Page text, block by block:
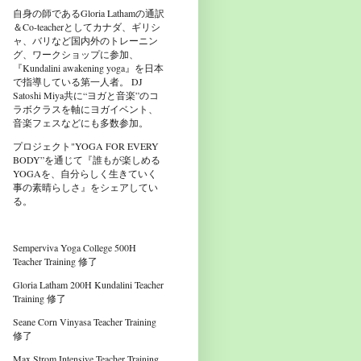
自身の師であるGloria Lathamの通訳
＆Co-teacherとしてカナダ、ギリシ
ャ、バリなど国内外のトレーニン
グ、ワークショップに参加、
『Kundalini awakening yoga』を日本
で指導している第一人者。 DJ
Satoshi Miya共に“ヨガと音楽”のコ
ラボクラスを軸にヨガイベント、
音楽フェスなどにも多数参加。
プロジェクト"YOGA FOR EVERY
BODY”を通じて『誰もが楽しめる
YOGAを、自分らしく生きていく
事の素晴らしさ』をシェアしてい
る。
Semperviva Yoga College 500H
Teacher Training 修了
Gloria Latham 200H Kundalini Teacher
Training 修了
Seane Corn Vinyasa Teacher Training
修了